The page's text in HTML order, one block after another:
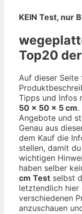
KEIN Test, nur
Top20
Auf dieser Seite
Tipps und Infos
50 x 50 x 5 cm.
Angebote und
Genau aus
dem Kauf die
stellen, damit
wichtigen
haben selber
cm Test selbst
letztendlich
verschiedenen
anzuschauen